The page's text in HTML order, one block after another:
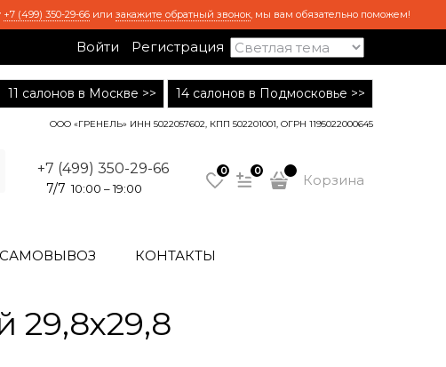
+7 (499) 350-29-66 или закажите обратный звонок, мы вам обязательно поможем!
Войти Регистрация
11 салонов в Москве >> 14 салонов в Подмосковье >>
ООО «ГРЕНЕЛЬ» ИНН 5022057602, КПП 502201001, ОГРН 1195022000645
+7 (499) 350-29-66
7/7 10:00 – 19:00
0 0
Корзина
САМОВЫВОЗ КОНТАКТЫ
29,8х29,8